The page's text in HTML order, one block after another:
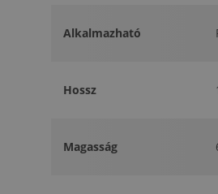
Alkalmazható
Hossz
Magasság